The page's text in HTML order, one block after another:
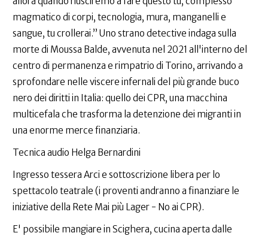
magmatico di corpi, tecnologia, mura, manganelli e
sangue, tu crollerai.” Uno strano detective indaga sulla
morte di Moussa Balde, avvenuta nel 2021 all'interno del
centro di permanenza e rimpatrio di Torino, arrivando a
sprofondare nelle viscere infernali del più grande buco
nero dei diritti in Italia: quello dei CPR, una macchina
multicefala che trasforma la detenzione dei migranti in
una enorme merce finanziaria.
Tecnica audio Helga Bernardini
Ingresso tessera Arci e sottoscrizione libera per lo
spettacolo teatrale (i proventi andranno a finanziare le
iniziative della Rete Mai più Lager - No ai CPR).
E' possibile mangiare in Scighera, cucina aperta dalle